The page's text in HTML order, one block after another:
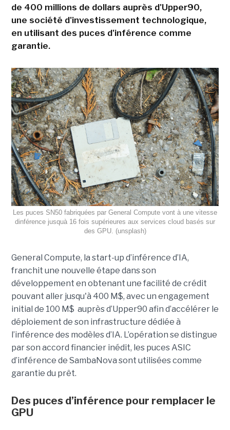
de 400 millions de dollars auprès d'Upper90,
une société d'investissement technologique,
en utilisant des puces d'inférence comme
garantie.
Les puces SN50 fabriquées par General Compute vont à une vitesse
dinférence jusquà 16 fois supérieures aux services cloud basés sur
des GPU. (unsplash)
General Compute, la start-up d’inférence d’IA,
franchit une nouvelle étape dans son
développement en obtenant une facilité de crédit
pouvant aller jusqu'à 400 M$, avec un engagement
initial de 100 M$ auprès d’Upper90 afin d’accélérer le
déploiement de son infrastructure dédiée à
l’inférence des modèles d’IA. L’opération se distingue
par son accord financier inédit, les puces ASIC
d’inférence de SambaNova sont utilisées comme
garantie du prêt.
Des puces d’inférence pour remplacer le
GPU